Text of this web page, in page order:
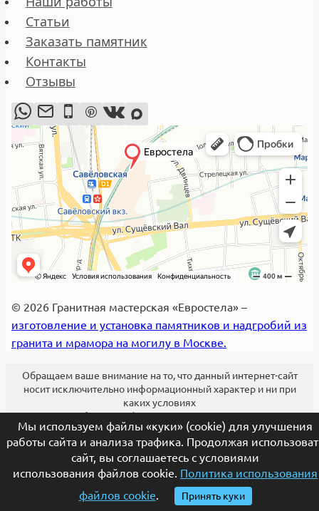
Статьи
Заказать памятник
Контакты
Отзывы
© 2026 Гранитная мастерская «Евростела» –
изготовление и установка памятников и надгробий из
гранита и мрамора на могилу в Москве.
Обращаем ваше внимание на то, что данный интернет-сайт
носит исключительно информационный характер и ни при
каких условиях
не является публичной офертой, определяемой положениями
Статьи 437 (2) Гражданского кодекса Российской Федерации.
Мы используем файлы «куки» (cookie) для улучшения
работы сайта и анализа трафика. Продолжая
сайт, вы соглашаетесь с условиями
использования файлов cookie. Политика использования
файлов cookie. Принять куки